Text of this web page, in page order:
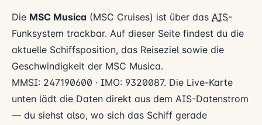
Die MSC Musica (MSC Cruises) ist über das AIS-
Funksystem trackbar. Auf dieser Seite findest du die
aktuelle Schiffsposition, das Reiseziel sowie die
Geschwindigkeit der MSC Musica.
MMSI: 247190600 · IMO: 9320087. Die Live-Karte
unten lädt die Daten direkt aus dem AIS-Datenstrom
— du siehst also, wo sich das Schiff gerade